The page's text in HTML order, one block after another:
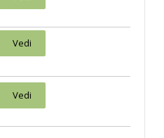
Vedi
Vedi